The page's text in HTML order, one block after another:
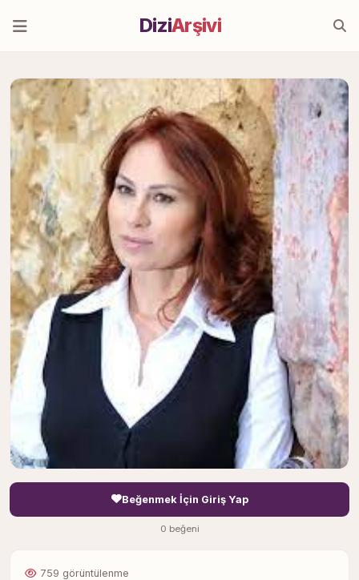
DiziArşivi
Beğenmek İçin Giriş Yap
0 beğeni
759 görüntülenme